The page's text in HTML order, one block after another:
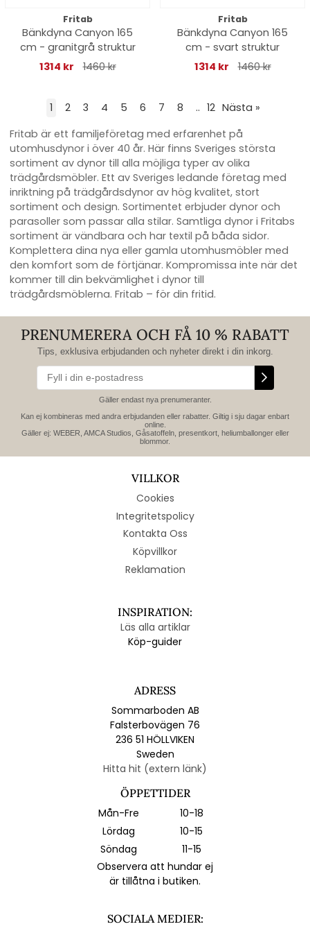
Fritab
Bänkdyna Canyon 165
cm - granitgrå struktur
1314 kr
1460 kr
Fritab
Bänkdyna Canyon 165
cm - svart struktur
1314 kr
1460 kr
1 2 3 4 5 6 7 8 .. 12 Nästa »
Fritab är ett familjeföretag med erfarenhet på
utomhusdynor i över 40 år. Här finns Sveriges största
sortiment av dynor till alla möjliga typer av olika
trädgårdsmöbler. Ett av Sveriges ledande företag med
inriktning på trädgårdsdynor av hög kvalitet, stort
sortiment och design. Sortimentet erbjuder dynor och
parasoller som passar alla stilar. Samtliga dynor i Fritabs
sortiment är vändbara och har textil på båda sidor.
Komplettera dina nya eller gamla utomhusmöbler med
den komfort som de förtjänar. Kompromissa inte när det
kommer till din bekvämlighet i dynor till
trädgårdsmöblerna. Fritab – för din fritid.
PRENUMERERA OCH FÅ 10 % RABATT
Tips, exklusiva erbjudanden och nyheter direkt i din inkorg.
Gäller endast nya prenumeranter.
Kan ej kombineras med andra erbjudanden eller rabatter. Giltig i sju dagar enbart
online.
Gäller ej: WEBER, AMCA Studios, Gåsatoffeln, presentkort, heliumballonger eller
blommor.
VILLKOR
Cookies
Integritetspolicy
Kontakta Oss
Köpvillkor
Reklamation
INSPIRATION:
Läs alla artiklar
Köp-guider
ADRESS
Sommarboden AB
Falsterbovägen 76
236 51 HÖLLVIKEN
Sweden
Hitta hit (extern länk)
ÖPPETTIDER
Mån-Fre
10-18
Lördag
10-15
Söndag
11-15
Observera att hundar ej
är tillåtna i butiken.
SOCIALA MEDIER: